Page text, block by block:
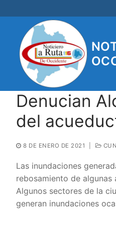
al
contenido
Denucian
del
8 DE ENERO DE 2021
Las inundaciones
rebosamiento de algunas
Algunos sectores de la
generan inundaciones